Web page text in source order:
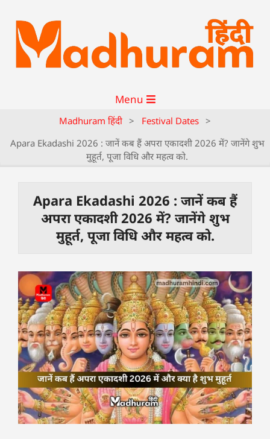
Menu
Madhuram हिंदी > Festival Dates >
Apara Ekadashi 2026 : जानें कब हैं अपरा एकादशी 2026 में? जानेंगे शुभ
मुहूर्त, पूजा विधि और महत्व को.
Apara Ekadashi 2026 : जानें कब हैं
अपरा एकादशी 2026 में? जानेंगे शुभ
मुहूर्त, पूजा विधि और महत्व को.